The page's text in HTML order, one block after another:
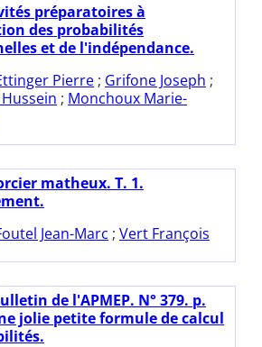
préparatoires à
des probabilités
et de l'indépendance.
Pierre ; Grifone Joseph ;
; Monchoux Marie-
matheux. T. 1.
Jean-Marc ; Vert François
de l'APMEP. N° 379. p.
jolie petite formule de calcul